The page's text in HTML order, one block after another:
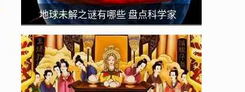
地球未解之谜有哪些 盘点科学家
无法解释的地球未解之谜